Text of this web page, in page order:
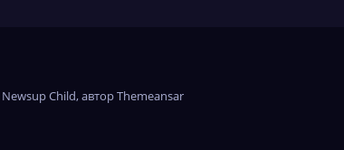
Newsup Child, авторThemeansar